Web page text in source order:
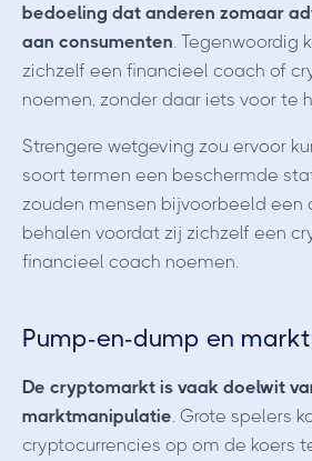
bedoeling dat anderen zomaar
aan consumenten . Tegenwoordig
zichzelf een financieel coach of
noemen, zonder daar iets voor te
Strengere wetgeving zou ervoor
soort termen een beschermde
zouden mensen bijvoorbeeld
behalen voordat zij zichzelf een
financieel coach noemen.
Pump-en-dump en
De cryptomarkt is vaak doelwit
marktmanipulatie . Grote spelers
cryptocurrencies op om de koers